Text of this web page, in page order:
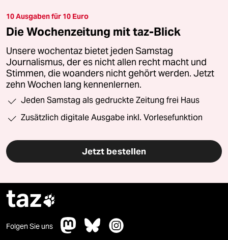
10 Ausgaben für 10 Euro
Die Wochenzeitung mit taz-Blick
Unsere wochentaz bietet jeden Samstag
Journalismus, der es nicht allen recht macht und
Stimmen, die woanders nicht gehört werden. Jetzt
zehn Wochen lang kennenlernen.
Jeden Samstag als gedruckte Zeitung frei Haus
Zusätzlich digitale Ausgabe inkl. Vorlesefunktion
Jetzt bestellen
taz
Folgen Sie uns